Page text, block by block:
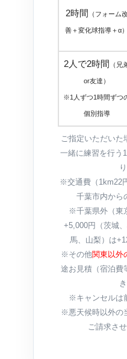
2時間 （フォーム改
善＋変化球指導＋α）
2人で2時間 （兄
or友達）
※1人ずつ1時間ずつ
個別指導
ご指定いただいた
一緒に練習を行う
※交通費（1km22
千葉市内から
※千葉県外（東
+5,000円（茨城
馬、山梨）は
※その他関東以外
途お見積（宿泊費
※キャンセルは
※悪天候時以外の
ご請求さ